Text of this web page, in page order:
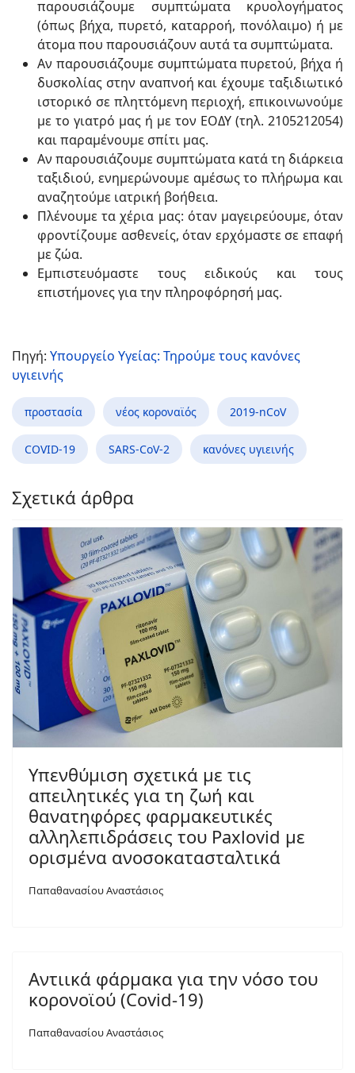
παρουσιάζουμε συμπτώματα κρυολογήματος
(όπως βήχα, πυρετό, καταρροή, πονόλαιμο) ή με
άτομα που παρουσιάζουν αυτά τα συμπτώματα.
Αν παρουσιάζουμε συμπτώματα πυρετού, βήχα ή
δυσκολίας στην αναπνοή και έχουμε ταξιδιωτικό
ιστορικό σε πληττόμενη περιοχή, επικοινωνούμε
με το γιατρό μας ή με τον ΕΟΔΥ (τηλ. 2105212054)
και παραμένουμε σπίτι μας.
Αν παρουσιάζουμε συμπτώματα κατά τη διάρκεια
ταξιδιού, ενημερώνουμε αμέσως το πλήρωμα και
αναζητούμε ιατρική βοήθεια.
Πλένουμε τα χέρια μας: όταν μαγειρεύουμε, όταν
φροντίζουμε ασθενείς, όταν ερχόμαστε σε επαφή
με ζώα.
Εμπιστευόμαστε τους ειδικούς και τους
επιστήμονες για την πληροφόρησή μας.
Πηγή: Υπουργείο Υγείας: Τηρούμε τους κανόνες
υγιεινής
προστασία νέος κοροναϊός 2019-nCoV
COVID-19 SARS-CoV-2 κανόνες υγιεινής
Σχετικά άρθρα
Yπενθύμιση σχετικά με τις
απειλητικές για τη ζωή και
θανατηφόρες φαρμακευτικές
αλληλεπιδράσεις του Paxlovid με
ορισμένα ανοσοκατασταλτικά
Παπαθανασίου Αναστάσιος
Αντιικά φάρμακα για την νόσο του
κορονοϊού (Covid-19)
Παπαθανασίου Αναστάσιος